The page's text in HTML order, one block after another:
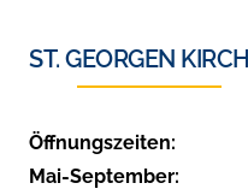
ST. GEORGEN
Öffnungszeiten:
Mai-September: